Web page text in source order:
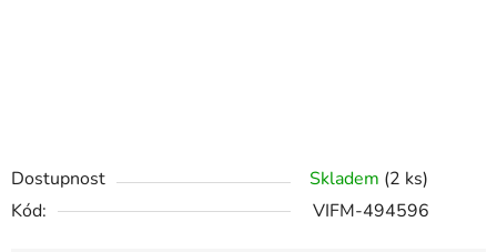
Dostupnost Skladem (2 ks)
Kód:
VIFM-494596